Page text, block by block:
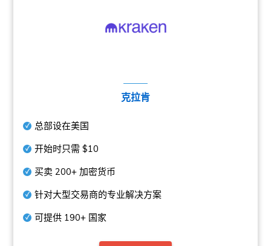
克拉肯
总部设在美国
开始时只需$10
买卖200+ 加密货币
针对大型交易商的专业解决方案
可提供 190+ 国家